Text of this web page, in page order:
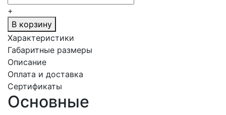
+
В корзину
Характеристики
Габаритные размеры
Описание
Оплата и доставка
Сертификаты
Основные